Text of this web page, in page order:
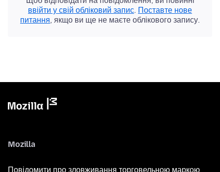
ввійти у свій обліковий запис. Поставте нове
питання, якщо ви ще не маєте облікового запису.
Mozilla
Повідомити про зловживання торговельною маркою